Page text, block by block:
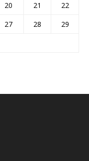
20 21
22
27 28
29